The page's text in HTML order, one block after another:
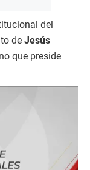
del
de Jesús
que preside